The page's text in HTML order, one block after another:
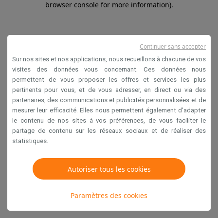
browser console for more information).
Sur nos sites et nos applications, nous recueillons à chacune de vos
visites des données vous concernant. Ces données nous
permettent de vous proposer les offres et services les plus
pertinents pour vous, et de vous adresser, en direct ou via des
partenaires, des communications et publicités personnalisées et de
mesurer leur efficacité. Elles nous permettent également d’adapter
le contenu de nos sites à vos préférences, de vous faciliter le
partage de contenu sur les réseaux sociaux et de réaliser des
statistiques.
Autoriser tous les cookies
Paramètres des cookies
Continuer sans accepter